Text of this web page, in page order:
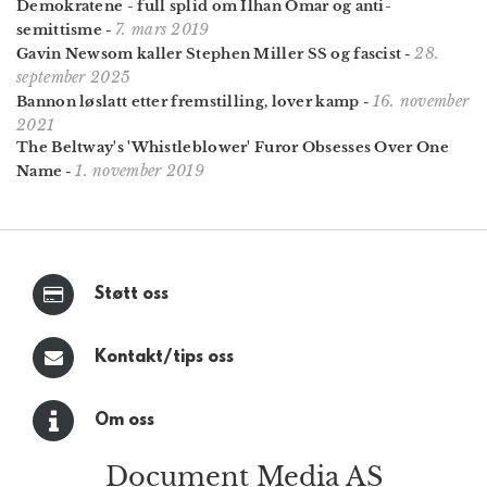
Demokratene - full splid om Ilhan Omar og anti-
semittisme - 7. mars 2019
Gavin Newsom kaller Stephen Miller SS og fascist -28.
september 2025
Bannon løslatt etter fremstilling, lover kamp - 16. november
2021
The Beltway's 'Whistleblower' Furor Obsesses Over One
Name -1. november 2019
Støtt oss
Kontakt/tips oss
Om oss
Document Media AS